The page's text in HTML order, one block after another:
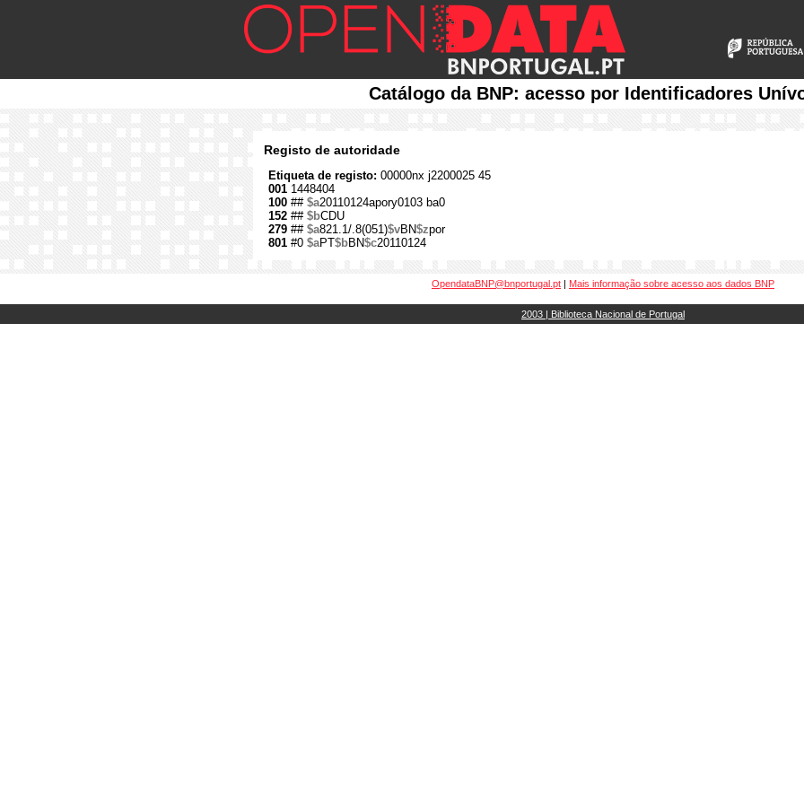
Catálogo da BNP: acesso por Identificadores
Registo de autoridade
Etiqueta de registo: 00000nx j2200025 45
001 1448404
100 ## $a20110124apory0103 ba0
152 ## $bCDU
279 ## $a821.1/.8(051)$vBN$zpor
801 #0 $aPT$bBN$c20110124
OpendataBNP@bnportugal.pt | Mais informação sobre acesso aos dados BNP
2003 | Biblioteca Nacional de Portugal